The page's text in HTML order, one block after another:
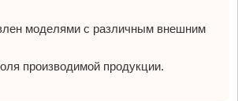
моделями с различным внешним
производимой продукции.